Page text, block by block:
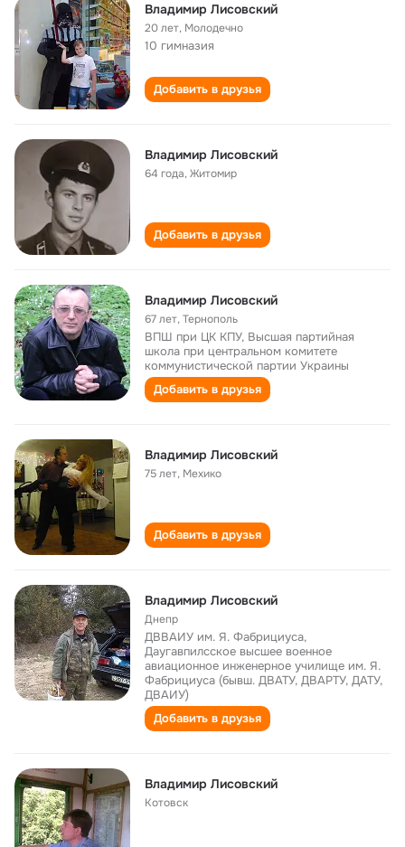
Владимир Лисовский
20 лет, Молодечно
10 гимназия
Добавить в друзья
Владимир Лисовский
64 года,Житомир
Добавить в друзья
Владимир Лисовский
67 лет,Тернополь
ВПШ при ЦК КПУ, Высшая партийная
школа при центральном комитете
коммунистической партии Украины
Добавить в друзья
Владимир Лисовский
75 лет, Мехико
Добавить в друзья
Владимир Лисовский
Днепр
ДВВАИУ им. Я. Фабрициуса,
Даугавпилсское высшее военное
авиационное инженерное училище им. Я.
Фабрициуса (бывш. ДВАТУ, ДВАРТУ, ДАТУ,
ДВАИУ)
Добавить в друзья
Владимир Лисовский
Котовск